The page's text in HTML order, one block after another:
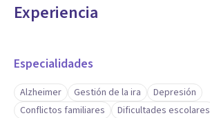
Experiencia
Especialidades
Alzheimer Gestión de la ira
Depresión
Conflictos familiares
Dificultades escolares